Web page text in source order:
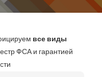
все виды
ФСА и гарантией